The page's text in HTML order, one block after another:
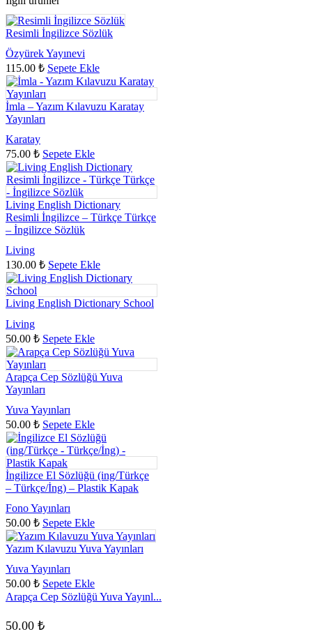
Resimli İngilizce Sözlük
Özyürek Yayınevi
115.00 ₺ Sepete Ekle
İmla – Yazım Kılavuzu Karatay
Yayınları
Karatay
75.00 ₺ Sepete Ekle
Living English Dictionary
Resimli İngilizce – Türkçe Türkçe
– İngilizce Sözlük
Living
130.00 ₺ Sepete Ekle
Living English Dictionary School
Living
50.00 ₺ Sepete Ekle
Arapça Cep Sözlüğü Yuva
Yayınları
Yuva Yayınları
50.00 ₺ Sepete Ekle
İngilizce El Sözlüğü (ing/Türkçe
– Türkçe/İng) – Plastik Kapak
Fono Yayınları
50.00 ₺ Sepete Ekle
Yazım Kılavuzu Yuva Yayınları
Yuva Yayınları
50.00 ₺ Sepete Ekle
Arapça Cep Sözlüğü Yuva Yayınl...
50.00 ₺